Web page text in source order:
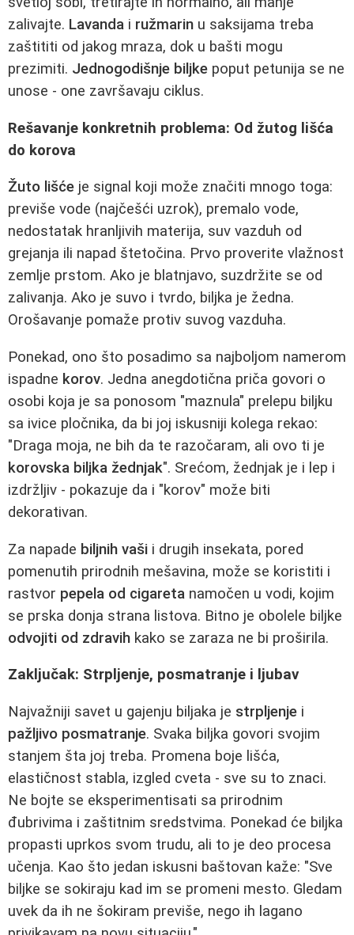
zalivajte. Lavanda i ružmarin u saksijama treba
zaštititi od jakog mraza, dok u bašti mogu
prezimiti. Jednogodišnje biljke poput petunija se ne
unose - one završavaju ciklus.
Rešavanje konkretnih problema: Od žutog lišća
do korova
Žuto lišće je signal koji može značiti mnogo toga:
previše vode (najčešći uzrok), premalo vode,
nedostatak hranljivih materija, suv vazduh od
grejanja ili napad štetočina. Prvo proverite vlažnost
zemlje prstom. Ako je blatnjavo, suzdržite se od
zalivanja. Ako je suvo i tvrdo, biljka je žedna.
Orošavanje pomaže protiv suvog vazduha.
Ponekad, ono što posadimo sa najboljom namerom
ispadne korov. Jedna anegdotična priča govori o
osobi koja je sa ponosom "maznula" prelepu biljku
sa ivice pločnika, da bi joj iskusniji kolega rekao:
"Draga moja, ne bih da te razočaram, ali ovo ti je
korovska biljka žednjak". Srećom, žednjak je i lep i
izdržljiv - pokazuje da i "korov" može biti
dekorativan.
Za napade biljnih vaši i drugih insekata, pored
pomenutih prirodnih mešavina, može se koristiti i
rastvor pepela od cigareta namočen u vodi, kojim
se prska donja strana listova. Bitno je obolele biljke
odvojiti od zdravih kako se zaraza ne bi proširila.
Zaključak: Strpljenje, posmatranje i ljubav
Najvažniji savet u gajenju biljaka je strpljenje i
pažljivo posmatranje. Svaka biljka govori svojim
stanjem šta joj treba. Promena boje lišća,
elastičnost stabla, izgled cveta - sve su to znaci.
Ne bojte se eksperimentisati sa prirodnim
đubrivima i zaštitnim sredstvima. Ponekad će biljka
propasti uprkos svom trudu, ali to je deo procesa
učenja. Kao što jedan iskusni baštovan kaže: "Sve
biljke se sokiraju kad im se promeni mesto. Gledam
uvek da ih ne šokiram previše, nego ih lagano